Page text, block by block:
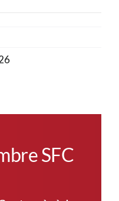
SFC